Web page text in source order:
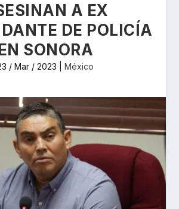
A EX
DE POLICÍA
SONORA
/ Mar / 2023 México